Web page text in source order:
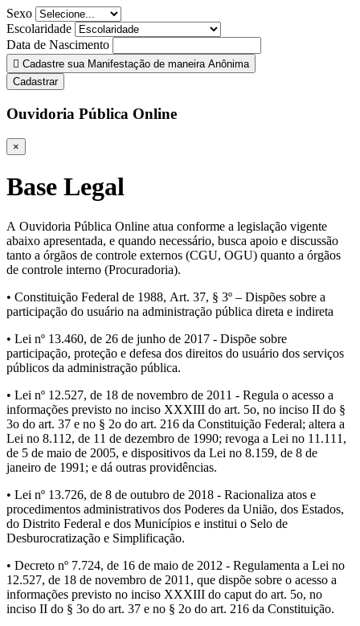
Sexo
Escolaridade
Data de Nascimento
Cadastre sua Manifestação de maneira Anônima
Cadastrar
Ouvidoria Pública Online
×
Base Legal
A Ouvidoria Pública Online atua conforme a legislação vigente
abaixo apresentada, e quando necessário, busca apoio e discussão
tanto a órgãos de controle externos (CGU, OGU) quanto a órgãos
de controle interno (Procuradoria).
• Constituição Federal de 1988, Art. 37, § 3º – Dispões sobre a
participação do usuário na administração pública direta e indireta
• Lei nº 13.460, de 26 de junho de 2017 - Dispõe sobre
participação, proteção e defesa dos direitos do usuário dos serviços
públicos da administração pública.
• Lei nº 12.527, de 18 de novembro de 2011 - Regula o acesso a
informações previsto no inciso XXXIII do art. 5o, no inciso II do §
3o do art. 37 e no § 2o do art. 216 da Constituição Federal; altera a
Lei no 8.112, de 11 de dezembro de 1990; revoga a Lei no 11.111,
de 5 de maio de 2005, e dispositivos da Lei no 8.159, de 8 de
janeiro de 1991; e dá outras providências.
• Lei nº 13.726, de 8 de outubro de 2018 - Racionaliza atos e
procedimentos administrativos dos Poderes da União, dos Estados,
do Distrito Federal e dos Municípios e institui o Selo de
Desburocratização e Simplificação.
• Decreto nº 7.724, de 16 de maio de 2012 - Regulamenta a Lei no
12.527, de 18 de novembro de 2011, que dispõe sobre o acesso a
informações previsto no inciso XXXIII do caput do art. 5o, no
inciso II do § 3o do art. 37 e no § 2o do art. 216 da Constituição.